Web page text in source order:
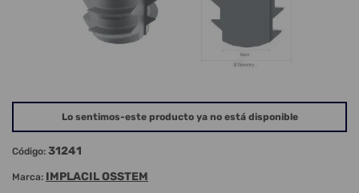
Lo sentimos-este producto ya no está disponible
Código: 31241
Marca: IMPLACIL OSSTEM